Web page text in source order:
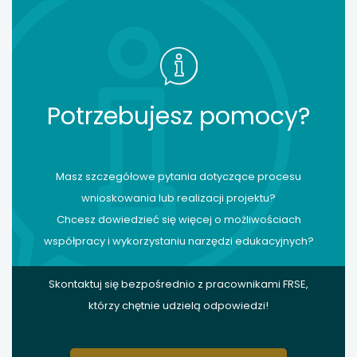
Potrzebujesz pomocy?
Masz szczegółowe pytania dotyczące procesu
wnioskowania lub realizacji projektu?
Chcesz dowiedzieć się więcej o możliwościach
współpracy i wykorzystaniu narzędzi edukacyjnych?
Skontaktuj się bezpośrednio z pracownikami FRSE,
którzy chętnie udzielą odpowiedzi!